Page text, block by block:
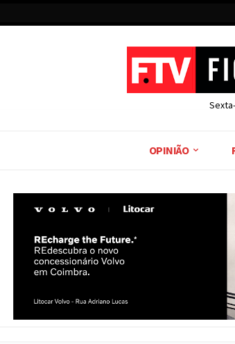
OPINIÃO